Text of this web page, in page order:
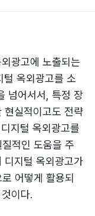
광고에 노출되는
옥외광고를 소
넘어서서, 특정 장
현실적이고도 전략
지털 옥외광고를
적인 도움을 주
디지털 옥외광고가
어떻게 활용되
이다.